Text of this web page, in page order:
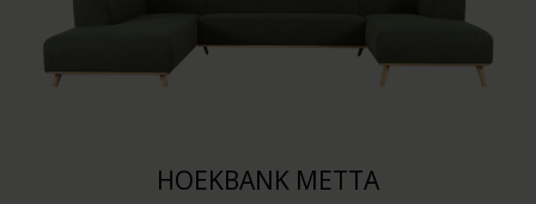
HOEKBANK METTA